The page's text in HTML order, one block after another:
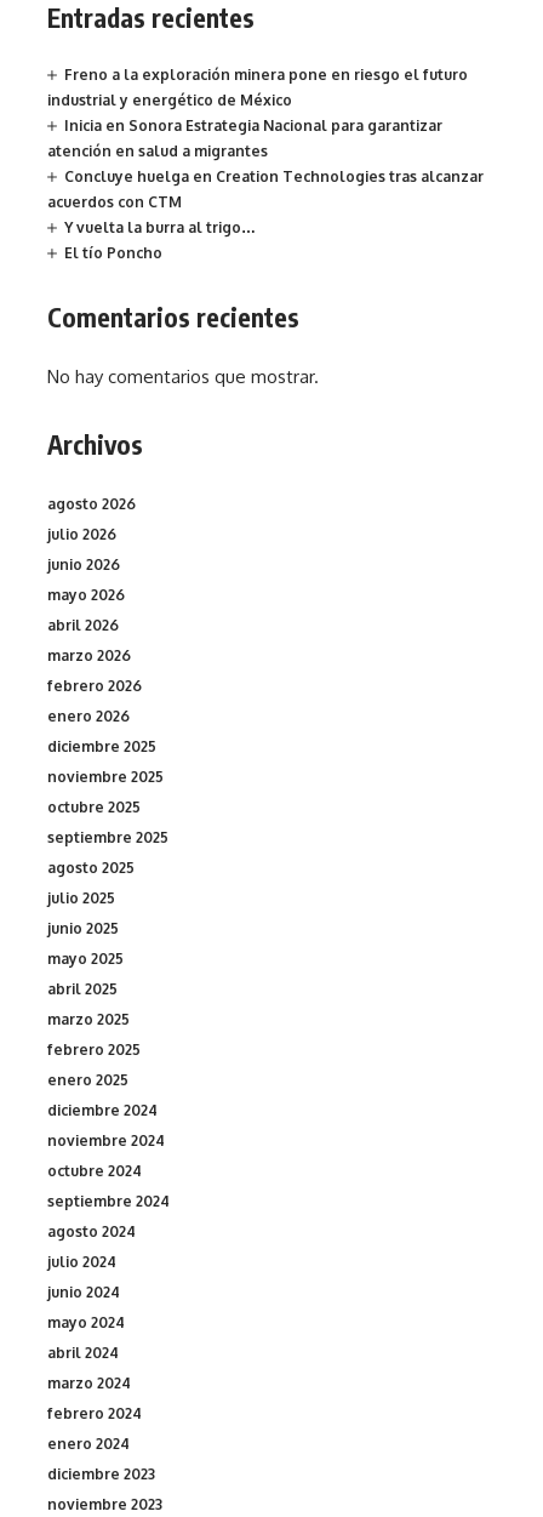
Entradas recientes
Freno a la exploración minera pone en riesgo el futuro
industrial y energético de México
Inicia en Sonora Estrategia Nacional para garantizar
atención en salud a migrantes
Concluye huelga en Creation Technologies tras alcanzar
acuerdos con CTM
Y vuelta la burra al trigo…
El tío Poncho
Comentarios recientes
No hay comentarios que mostrar.
Archivos
agosto 2026
julio 2026
junio 2026
mayo 2026
abril 2026
marzo 2026
febrero 2026
enero 2026
diciembre 2025
noviembre 2025
octubre 2025
septiembre 2025
agosto 2025
julio 2025
junio 2025
mayo 2025
abril 2025
marzo 2025
febrero 2025
enero 2025
diciembre 2024
noviembre 2024
octubre 2024
septiembre 2024
agosto 2024
julio 2024
junio 2024
mayo 2024
abril 2024
marzo 2024
febrero 2024
enero 2024
diciembre 2023
noviembre 2023